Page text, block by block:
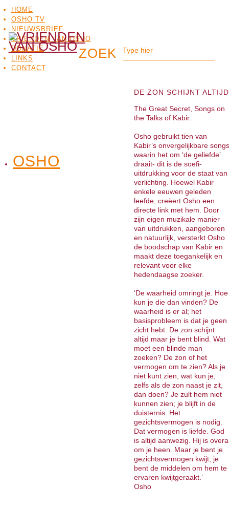
HOME
OSHO TV
NIEUWSBRIEF
VRIENDEN VAN OSHO
DONATIE
LINKS
CONTACT
OSHOOSHO MEDITATIE
DE ZON SCHIJNT ALTIJD
The Great Secret, Songs on
the Talks of Kabir.
Osho gebruikt tien van
Kabir’s onvergelijkbare songs
waarin het om ‘de geliefde’
draait- dit is de soefi-
uitdrukking voor de staat van
verlichting. Hoewel Kabir
enkele eeuwen geleden
leefde, creëert Osho een
directe link met hem. Door
zijn eigen muzikale manier
van uitdrukken, aangeboren
en natuurlijk, versterkt Osho
de boodschap van Kabir en
maakt deze toegankelijk en
relevant voor elke
hedendaagse zoeker.
‘De waarheid omringt je. Hoe
kun je die dan vinden? De
waarheid is er al; het
basisprobleem is dat je geen
zicht hebt. De zon schijnt
altijd maar je bent blind. Wat
moet een blinde man
zoeken? De zon of het
vermogen om te zien? Als je
niet kunt zien, wat kun je,
zelfs als de zon naast je zit,
dan doen? Je zult hem niet
kunnen zien; je blijft in de
duisternis. Het
gezichtsvermogen is nodig.
Dat vermogen is liefde. God
is altijd aanwezig. Hij is
om je heen. Maar je bent je
gezichtsvermogen kwijt; je
bent de middelen om hem te
ervaren kwijtgeraakt.’
Osho